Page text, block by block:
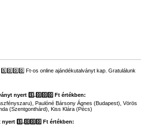
Ft-os online ajándékutalványt kap. Gratulálunk
nyert 5️⃣.0️⃣0️⃣0️⃣ Ft értékben:
Paulóné Bársony Ágnes (Budapest), Vörös
(Szentgonthárd), Kiss Klára (Pécs)
5️⃣.0️⃣0️⃣0️⃣ Ft értékben: